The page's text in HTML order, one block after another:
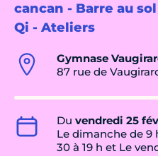
cancan - Barre au
Qi - Ateliers
Gymnase
87 rue de
Du vendredi 25
Le dimanche de 9
30 à 19 h et Le